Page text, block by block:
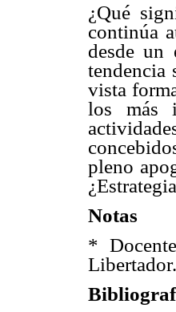
¿Qué
continúa
desde un
tendencia
vista
los más
pleno
Notas
*